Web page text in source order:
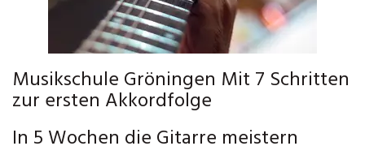
Musikschule Gröningen Mit 7 Schritten
zur ersten Akkordfolge
In 5 Wochen die Gitarre meistern